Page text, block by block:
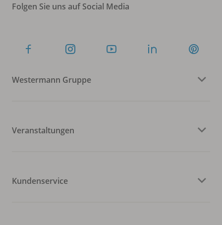
Folgen Sie uns auf Social Media
Westermann Gruppe
Veranstaltungen
Kundenservice